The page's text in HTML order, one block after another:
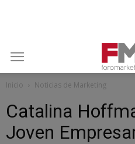
Inicio Noticias de Marketing
Catalina
Joven